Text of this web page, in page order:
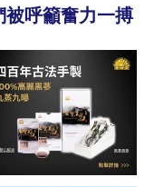
呼籲奮力一搏